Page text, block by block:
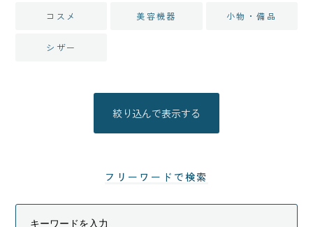
コスメ 美容機器 小物・備品
シザー
フリーワードで検索